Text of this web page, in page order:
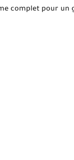
complet pour